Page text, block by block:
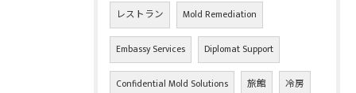
レストラン Mold Remediation
Embassy Services Diplomat Support
Confidential Mold Solutions 旅館 冷房